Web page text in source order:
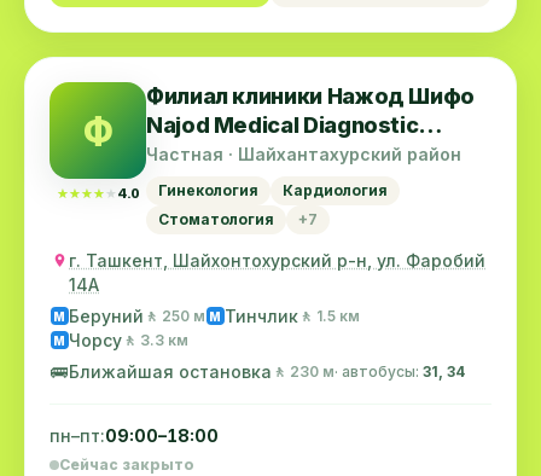
Ф
★★★★★
★★★★★ 4.0
Филиал клиники Нажод Шифо
Najod Medical Diagnostic
Center
Частная · Шайхантахурский район
Гинекология
Кардиология
Стоматология
+7
г. Ташкент, Шайхонтохурский р-н, ул. Фаробий
14А
M Беруний 🚶 250 м M Тинчлик 🚶 1.5 км
M Чорсу 🚶 3.3 км
🚌Ближайшая остановка 🚶 230 м· автобусы: 31, 34
пн–пт:09:00–18:00
Сейчас закрыто